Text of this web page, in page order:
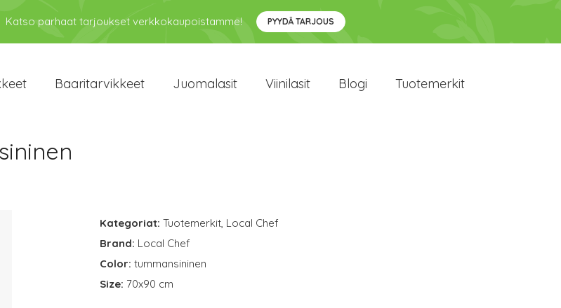
Katso parhaat tarjoukset verkkokaupoistamme! PYYDÄ TARJOUS
Baaritarvikkeet Juomalasit Viinilasit Blogi Tuotemerkit
Kategoriat: Tuotemerkit, Local Chef
Brand: Local Chef
Color: tummansininen
Size: 70x90 cm